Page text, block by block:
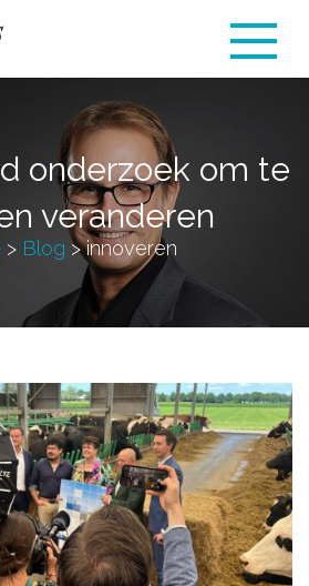
onderzoek om te
veranderen
> Blog >innoveren